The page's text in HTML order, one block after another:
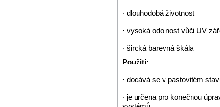
· dlouhodobá životnost
· vysoká odolnost vůči UV
· široká barevná škála
Použití:
· dodává se v pastovitém
· je určena pro konečnou